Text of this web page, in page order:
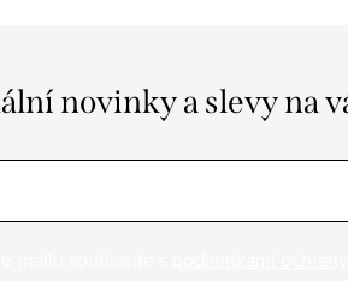
novinky a slevy na